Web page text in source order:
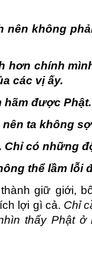
nên không
hơn chính
các vị ấy.
hãm được Phật.
ta không
có những
thể lầm lỗi
giữ giới,
lợi gì cả. Chỉ
thấy Phật ở